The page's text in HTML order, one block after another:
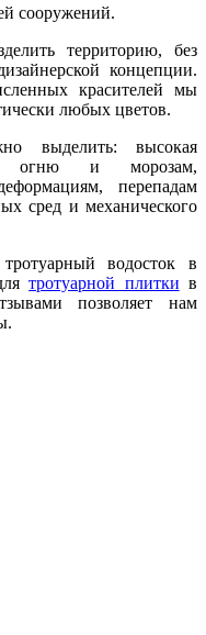
сооружений.
территорию, без
концепции.
красителей мы
любых цветов.
выделить: высокая
огню и морозам,
перепадам
сред и механического
водосток в
тротуарной плитки в
позволяет нам